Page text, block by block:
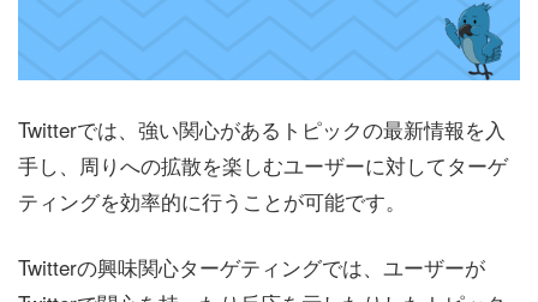
Twitterでは、強い関心があるトピックの最新情報を入
手し、周りへの拡散を楽しむユーザーに対してターゲ
ティングを効率的に行うことが可能です。
Twitterの興味関心ターゲティングでは、ユーザーが